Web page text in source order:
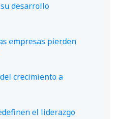
desarrollo
empresas pierden
crecimiento a
el liderazgo